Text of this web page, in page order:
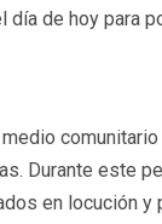
de hoy para
Durante este
en locución y